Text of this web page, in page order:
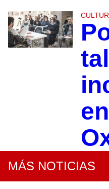
en
MÁS NOTICIAS